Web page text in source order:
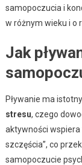
samopoczucia i
w różnym wieku i o
Jak
Pływanie ma
stresu, czego
aktywności
szczęścia”, co
samopoczucie